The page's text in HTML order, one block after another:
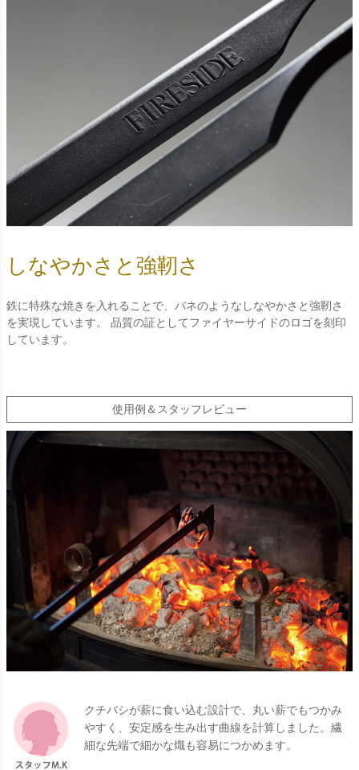
しなやかさと強靭さ
鉄に特殊な焼きを入れることで、バネのようなしなやかさと強靭さ
を実現しています。 品質の証としてファイヤーサイドのロゴを刻印
しています。
使用例＆スタッフレビュー
クチバシが薪に食い込む設計で、丸い薪でもつかみ
やすく、安定感を生み出す曲線を計算しました。繊
細な先端で細かな熾も容易につかめます。